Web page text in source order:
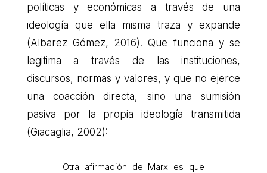
políticas y económicas a través de una
ideología que ella misma traza y expande
(Albarez Gómez, 2016). Que funciona y se
legitima a través de las instituciones,
discursos, normas y valores, y que no ejerce
una coacción directa, sino una sumisión
pasiva por la propia ideología transmitida
(Giacaglia, 2002):
Otra afirmación de Marx es que